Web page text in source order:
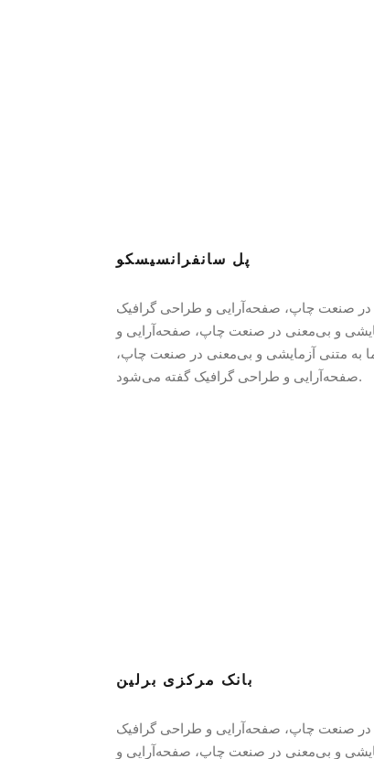
پل سانفرانسیسکو
در صنعت چاپ، صفحه‌آرایی و طراحی گرافیک
و بی‌معنی در صنعت چاپ، صفحه‌آرایی و
به متنی آزمایشی و بی‌معنی در صنعت چاپ،
صفحه‌آرایی و طراحی گرافیک گفته می‌شود.
بانک مرکزی برلین
در صنعت چاپ، صفحه‌آرایی و طراحی گرافیک
و بی‌معنی در صنعت چاپ، صفحه‌آرایی و